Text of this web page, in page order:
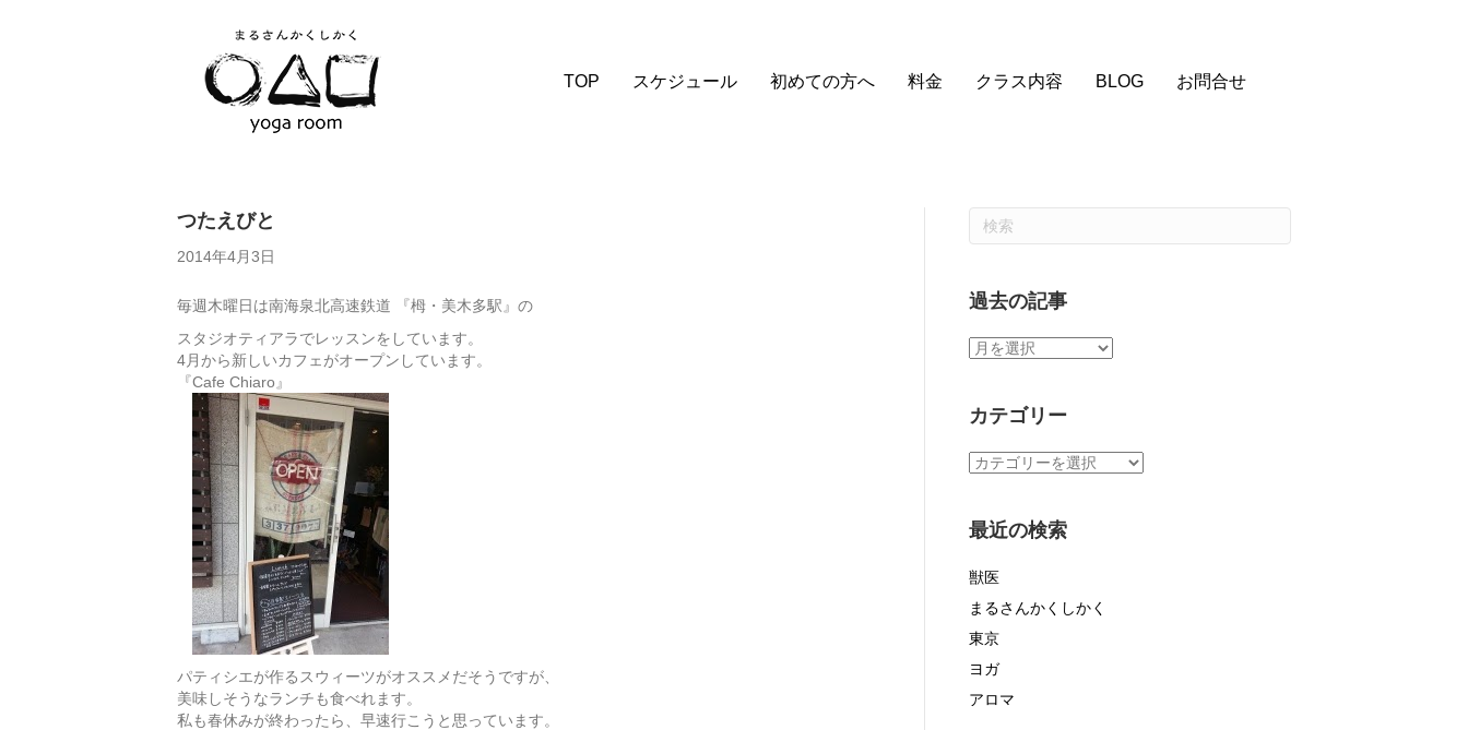
TOP スケジュール 初めての方へ 料金 クラス内容 BLOG お問合せ
つたえびと
2014年4月3日
毎週木曜日は南海泉北高速鉄道 『栂・美木多駅』の
スタジオティアラでレッスンをしています。
4月から新しいカフェがオープンしています。
『Cafe Chiaro』
パティシエが作るスウィーツがオススメだそうですが、
美味しそうなランチも食べれます。
私も春休みが終わったら、早速行こうと思っています。
過去の記事
過
記
カテゴリー
カ
リ
最近の検索
獣医
まるさんかくしかく
東京
ヨガ
アロマ